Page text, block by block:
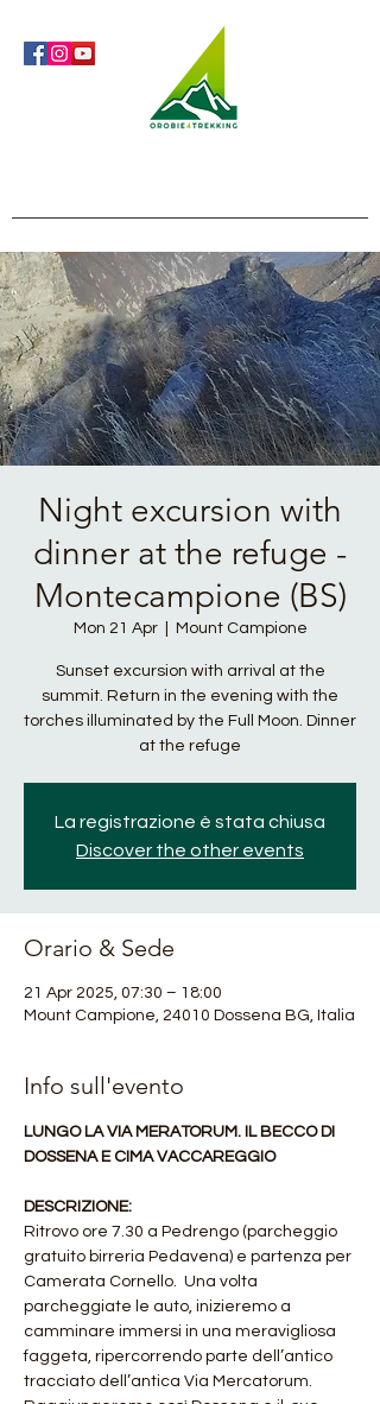
Night excursion with
dinner at the refuge -
Montecampione (BS)
Mon 21 Apr
  |
Mount Campione
Sunset excursion with arrival at the
summit. Return in the evening with the
torches illuminated by the Full Moon. Dinner
at the refuge
La registrazione è stata chiusa
Discover the other events
Orario & Sede
21 Apr 2025, 07:30 – 18:00
Mount Campione, 24010 Dossena BG, Italia
Info sull'evento
LUNGO LA VIA MERATORUM. IL BECCO DI
DOSSENA E CIMA VACCAREGGIO
DESCRIZIONE:
Ritrovo ore 7.30 a Pedrengo (parcheggio
gratuito birreria Pedavena) e partenza per
Camerata Cornello.  Una volta
parcheggiate le auto, inizieremo a
camminare immersi in una meravigliosa
faggeta, ripercorrendo parte dell’antico
tracciato dell’antica Via Mercatorum.